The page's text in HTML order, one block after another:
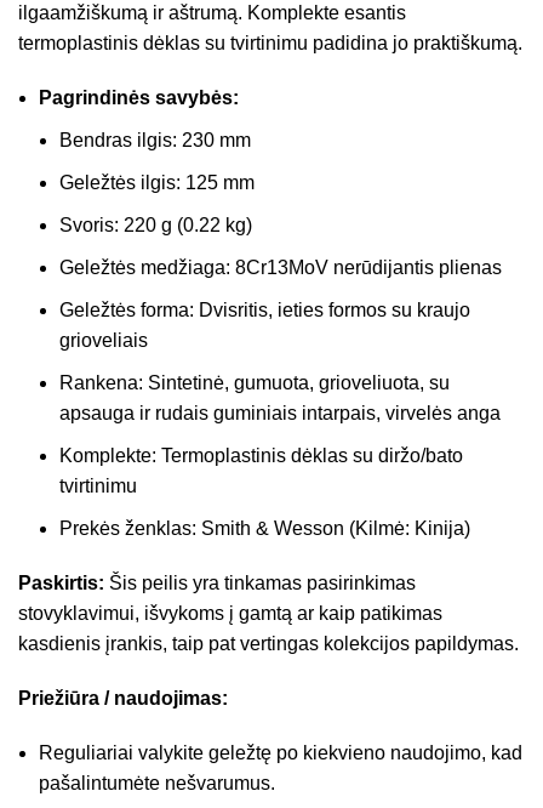
ilgaamžiškumą ir aštrumą. Komplekte esantis
termoplastinis dėklas su tvirtinimu padidina jo praktiškumą.
Pagrindinės savybės:
Bendras ilgis: 230 mm
Geležtės ilgis: 125 mm
Svoris: 220 g (0.22 kg)
Geležtės medžiaga: 8Cr13MoV nerūdijantis plienas
Geležtės forma: Dvisritis, ieties formos su kraujo
grioveliais
Rankena: Sintetinė, gumuota, grioveliuota, su
apsauga ir rudais guminiais intarpais, virvelės anga
Komplekte: Termoplastinis dėklas su diržo/bato
tvirtinimu
Prekės ženklas: Smith & Wesson (Kilmė: Kinija)
Paskirtis: Šis peilis yra tinkamas pasirinkimas
stovyklavimui, išvykoms į gamtą ar kaip patikimas
kasdienis įrankis, taip pat vertingas kolekcijos papildymas.
Priežiūra / naudojimas:
Reguliariai valykite geležtę po kiekvieno naudojimo, kad
pašalintumėte nešvarumus.